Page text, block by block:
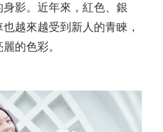
影。近年來，紅色、銀
越來越受到新人的青睞，
的色彩。